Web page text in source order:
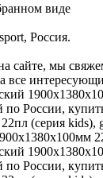
виде
Россия.
сайте, мы
все